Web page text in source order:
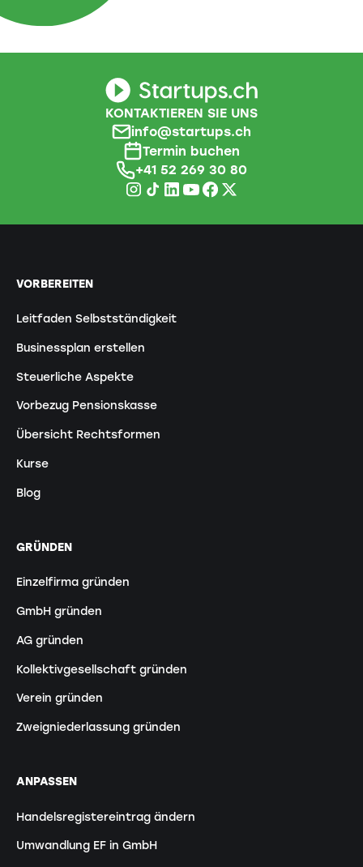
KONTAKTIEREN SIE UNS
info@startups.ch
Termin buchen
+41 52 269 30 80
VORBEREITEN
Leitfaden Selbstständigkeit
Businessplan erstellen
Steuerliche Aspekte
Vorbezug Pensionskasse
Übersicht Rechtsformen
Kurse
Blog
GRÜNDEN
Einzelfirma gründen
GmbH gründen
AG gründen
Kollektivgesellschaft gründen
Verein gründen
Zweigniederlassung gründen
ANPASSEN
Handelsregistereintrag ändern
Umwandlung EF in GmbH